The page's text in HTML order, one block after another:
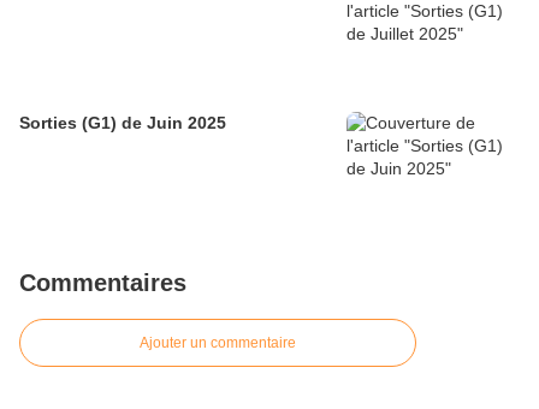
Sorties (G1) de Juin 2025
Commentaires
Ajouter un commentaire